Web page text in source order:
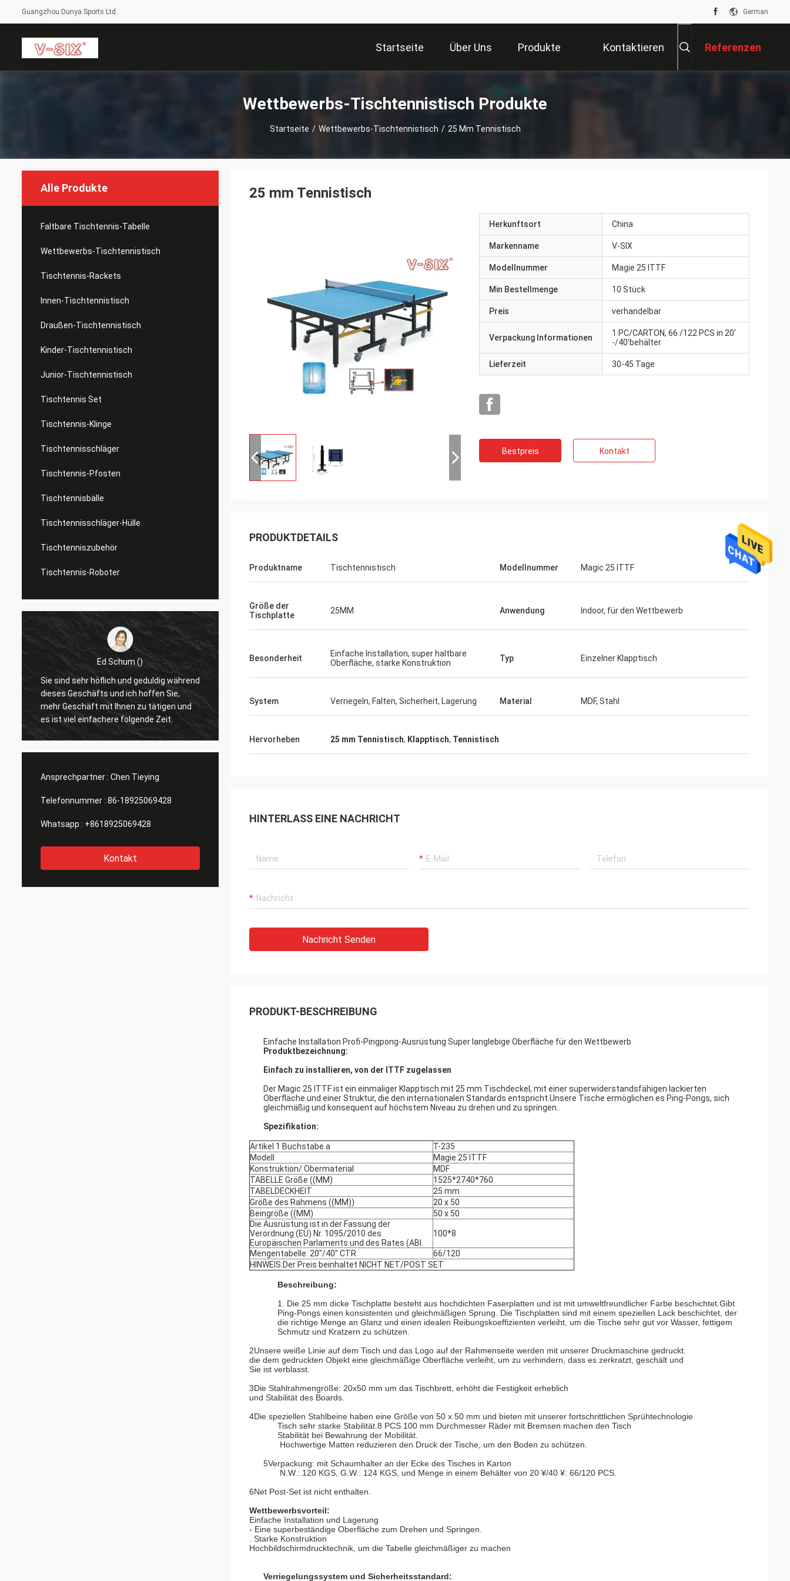
Guangzhou Dunya Sports Ltd. German
Startseite Über Uns Produkte Kontaktieren Referenzen
Wettbewerbs-Tischtennistisch Produkte
Startseite / Wettbewerbs-Tischtennistisch / 25 Mm Tennistisch
Alle Produkte
Faltbare Tischtennis-Tabelle
Wettbewerbs-Tischtennistisch
Tischtennis-Rackets
Innen-Tischtennistisch
Draußen-Tischtennistisch
Kinder-Tischtennistisch
Junior-Tischtennistisch
Tischtennis Set
Tischtennis-Klinge
Tischtennisschläger
Tischtennis-Pfosten
Tischtennisbälle
Tischtennisschläger-Hülle
Tischtenniszubehör
Tischtennis-Roboter
Ed Schum ()
Sie sind sehr höflich und geduldig während
dieses Geschäfts und ich hoffen Sie,
mehr Geschäft mit Ihnen zu tätigen und
es ist viel einfachere folgende Zeit.
Feedback mit WhatsApp-Bällen sind sehr
rechtzeitig zu unseren Tabellen und
Ansprechpartner : Chen Tieying
Telefonnummer : 86-18925069428
Whatsapp : +8618925069428
Kontakt
25 mm Tennistisch
Herkunftsort China
Markenname V-SIX
Modellnummer Magie 25 ITTF
Min Bestellmenge 10 Stück
Preis verhandelbar
Verpackung Informationen
1 PC/CARTON, 66 /122 PCS in 20'
-/40'behälter
Lieferzeit 30-45 Tage
Bestpreis Kontakt
PRODUKTDETAILS
Produktname Tischtennistisch Modellnummer Magic 25 ITTF
Größe der
Tischplatte
25MM Anwendung Indoor, für den Wettbewerb
Besonderheit
Einfache Installation, super haltbare
Oberfläche, starke Konstruktion
Typ Einzelner Klapptisch
System Verriegeln, Falten, Sicherheit, Lagerung Material MDF, Stahl
Hervorheben 25 mm Tennistisch, Klapptisch, Tennistisch
HINTERLASS EINE NACHRICHT
Nachricht Senden
PRODUKT-BESCHREIBUNG
Einfache Installation Profi-Pingpong-Ausrüstung Super langlebige Oberfläche für den Wettbewerb
Produktbezeichnung:
Einfach zu installieren, von der ITTF zugelassen
Der Magic 25 ITTF ist ein einmaliger Klapptisch mit 25 mm Tischdeckel, mit einer superwiderstandsfähigen lackierten
Oberfläche und einer Struktur, die den internationalen Standards entspricht.Unsere Tische ermöglichen es Ping-Pongs, sich
gleichmäßig und konsequent auf höchstem Niveau zu drehen und zu springen..
Spezifikation:
Artikel 1 Buchstabe a
T-235
Modell
Magie 25 ITTF
Konstruktion/ Obermaterial
MDF
TABELLE Größe ((MM)
1525*2740*760
TABELDECKHEIT
25 mm
Größe des Rahmens ((MM))
20 x 50
Beingröße ((MM)
50 x 50
Die Ausrüstung ist in der Fassung der
Verordnung (EU) Nr. 1095/2010 des
Europäischen Parlaments und des Rates (ABl.
100*8
Mengentabelle: 20"/40" CTR
66/120
HINWEIS:Der Preis beinhaltet NICHT NET/POST SET
Beschreibung:
1. Die 25 mm dicke Tischplatte besteht aus hochdichten Faserplatten und ist mit umweltfreundlicher Farbe beschichtet.Gibt
Ping-Pongs einen konsistenten und gleichmäßigen Sprung. Die Tischplatten sind mit einem speziellen Lack beschichtet, der
die richtige Menge an Glanz und einen idealen Reibungskoeffizienten verleiht, um die Tische sehr gut vor Wasser, fettigem
Schmutz und Kratzern zu schützen.
2Unsere weiße Linie auf dem Tisch und das Logo auf der Rahmenseite werden mit unserer Druckmaschine gedruckt.
die dem gedruckten Objekt eine gleichmäßige Oberfläche verleiht, um zu verhindern, dass es zerkratzt, geschält und
Sie ist verblasst.
3Die Stahlrahmengröße: 20x50 mm um das Tischbrett, erhöht die Festigkeit erheblich
und Stabilität des Boards.
4Die speziellen Stahlbeine haben eine Größe von 50 x 50 mm und bieten mit unserer fortschrittlichen Sprühtechnologie
Tisch sehr starke Stabilität. 8 PCS 100 mm Durchmesser Räder mit Bremsen machen den Tisch
Stabilität bei Bewahrung der Mobilität.
Hochwertige Matten reduzieren den Druck der Tische, um den Boden zu schützen.
5Verpackung: mit Schaumhalter an der Ecke des Tisches in Karton
N.W.: 120 KGS, G.W.: 124 KGS, und Menge in einem Behälter von 20 ¥/40 ¥: 66/120 PCS.
6Net Post-Set ist nicht enthalten.
Wettbewerbsvorteil:
Einfache Installation und Lagerung
- Eine superbeständige Oberfläche zum Drehen und Springen.
. Starke Konstruktion
Hochbildschirmdrucktechnik, um die Tabelle gleichmäßiger zu machen
Verriegelungssystem und Sicherheitsstandard: